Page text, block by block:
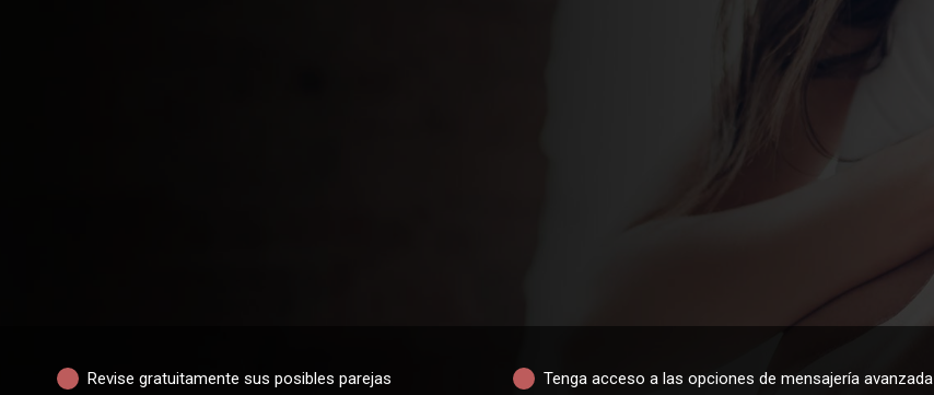
Revise gratuitamente sus posibles parejas Tenga acceso a las opciones de mensajería avanzada